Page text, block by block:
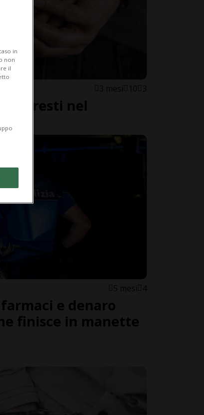
3 mesi 10 3
arresti nel
5 mesi 4
e denaro
finisce in manette
in
non
il